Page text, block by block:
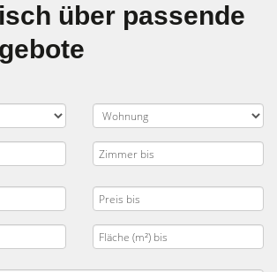
über passende